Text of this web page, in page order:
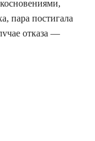
пара постигала
отказа —